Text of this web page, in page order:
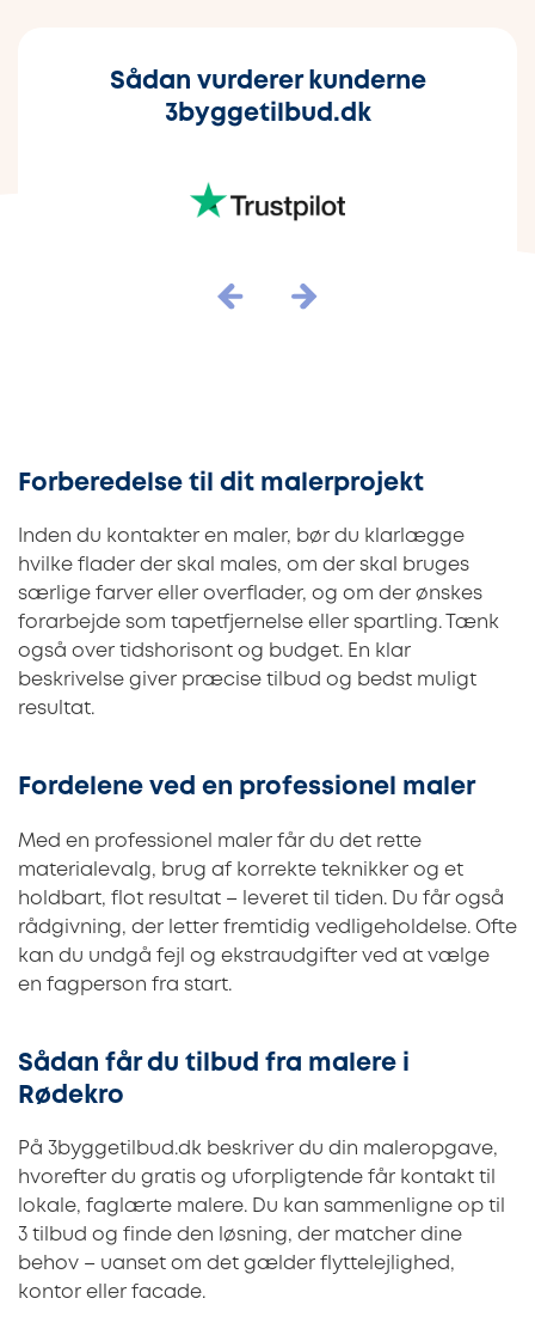
Sådan vurderer kunderne
3byggetilbud.dk
Forberedelse til dit malerprojekt
Inden du kontakter en maler, bør du klarlægge
hvilke flader der skal males, om der skal bruges
særlige farver eller overflader, og om der ønskes
forarbejde som tapetfjernelse eller spartling. Tænk
også over tidshorisont og budget. En klar
beskrivelse giver præcise tilbud og bedst muligt
resultat.
Fordelene ved en professionel maler
Med en professionel maler får du det rette
materialevalg, brug af korrekte teknikker og et
holdbart, flot resultat – leveret til tiden. Du får også
rådgivning, der letter fremtidig vedligeholdelse. Ofte
kan du undgå fejl og ekstraudgifter ved at vælge
en fagperson fra start.
Sådan får du tilbud fra malere i
Rødekro
På 3byggetilbud.dk beskriver du din maleropgave,
hvorefter du gratis og uforpligtende får kontakt til
lokale, faglærte malere. Du kan sammenligne op til
3 tilbud og finde den løsning, der matcher dine
behov – uanset om det gælder flyttelejlighed,
kontor eller facade.